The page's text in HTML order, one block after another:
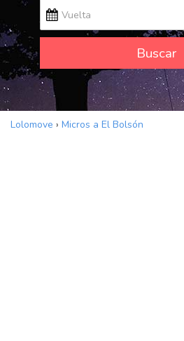
Buscar
Lolomove › Micros a El Bolsón